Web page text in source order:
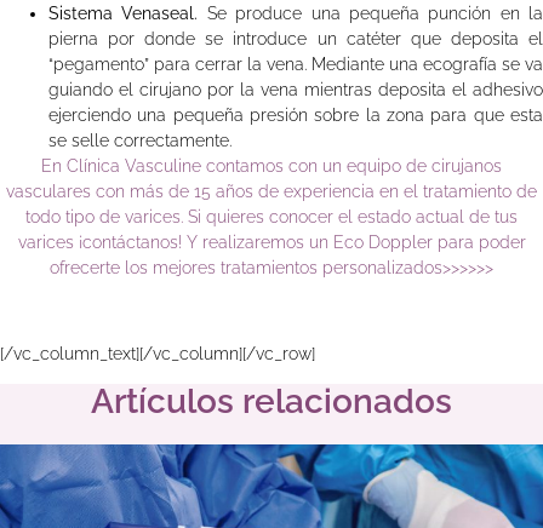
Sistema Venaseal. Se produce una pequeña punción en la
pierna por donde se introduce un catéter que deposita el
“pegamento” para cerrar la vena. Mediante una ecografía se va
guiando el cirujano por la vena mientras deposita el adhesivo
ejerciendo una pequeña presión sobre la zona para que esta
se selle correctamente.
En Clínica Vasculine contamos con un equipo de cirujanos
vasculares con más de 15 años de experiencia en el tratamiento de
todo tipo de varices. Si quieres conocer el estado actual de tus
varices ¡contáctanos! Y realizaremos un Eco Doppler para poder
ofrecerte los mejores tratamientos personalizados>>>>>>
[/vc_column_text][/vc_column][/vc_row]
Artículos relacionados